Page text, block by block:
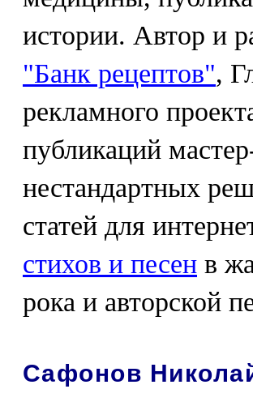
истории. Автор и
"Банк рецептов",
рекламного
публикаций
нестандартных
статей для
стихов и песен в
рока и авторской
Сафонов